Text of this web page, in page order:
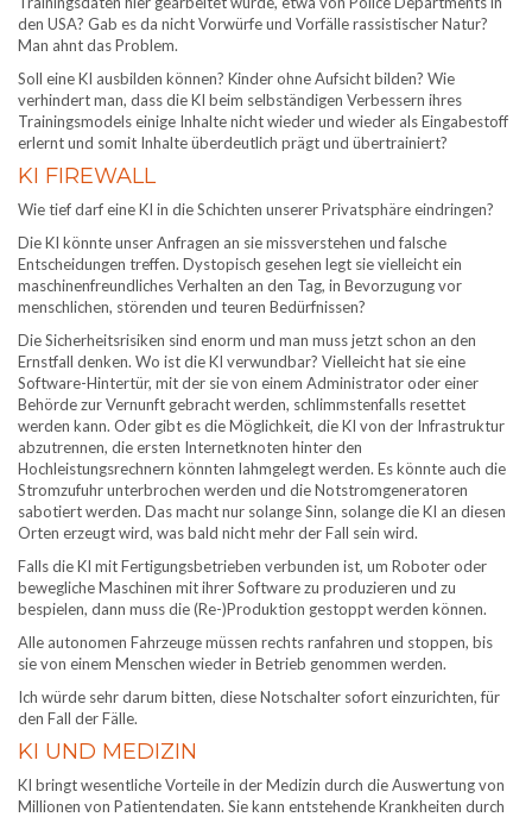
den USA? Gab es da nicht Vorwürfe und Vorfälle rassistischer Natur?
Man ahnt das Problem.
Soll eine KI ausbilden können? Kinder ohne Aufsicht bilden? Wie
verhindert man, dass die KI beim selbständigen Verbessern ihres
Trainingsmodels einige Inhalte nicht wieder und wieder als Eingabestoff
erlernt und somit Inhalte überdeutlich prägt und übertrainiert?
KI FIREWALL
Wie tief darf eine KI in die Schichten unserer Privatsphäre eindringen?
Die KI könnte unser Anfragen an sie missverstehen und falsche
Entscheidungen treffen. Dystopisch gesehen legt sie vielleicht ein
maschinenfreundliches Verhalten an den Tag, in Bevorzugung vor
menschlichen, störenden und teuren Bedürfnissen?
Die Sicherheitsrisiken sind enorm und man muss jetzt schon an den
Ernstfall denken. Wo ist die KI verwundbar? Vielleicht hat sie eine
Software-Hintertür, mit der sie von einem Administrator oder einer
Behörde zur Vernunft gebracht werden, schlimmstenfalls resettet
werden kann. Oder gibt es die Möglichkeit, die KI von der Infrastruktur
abzutrennen, die ersten Internetknoten hinter den
Hochleistungsrechnern könnten lahmgelegt werden. Es könnte auch die
Stromzufuhr unterbrochen werden und die Notstromgeneratoren
sabotiert werden. Das macht nur solange Sinn, solange die KI an diesen
Orten erzeugt wird, was bald nicht mehr der Fall sein wird.
Falls die KI mit Fertigungsbetrieben verbunden ist, um Roboter oder
bewegliche Maschinen mit ihrer Software zu produzieren und zu
bespielen, dann muss die (Re-)Produktion gestoppt werden können.
Alle autonomen Fahrzeuge müssen rechts ranfahren und stoppen, bis
sie von einem Menschen wieder in Betrieb genommen werden.
Ich würde sehr darum bitten, diese Notschalter sofort einzurichten, für
den Fall der Fälle.
KI UND MEDIZIN
KI bringt wesentliche Vorteile in der Medizin durch die Auswertung von
Millionen von Patientendaten. Sie kann entstehende Krankheiten durch